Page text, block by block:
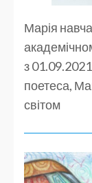
Марія
з
поетеса,
світом